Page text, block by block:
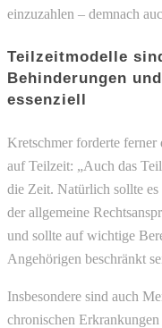
einzuzahlen – demnach
Teilzeitmodelle
Behinderungen
essenziell
Kretschmer forderte ferner
auf Teilzeit: „Auch das
die Zeit. Natürlich sollte
der allgemeine
und sollte auf wichtige
Angehörigen beschränkt
Insbesondere sind auch
chronischen